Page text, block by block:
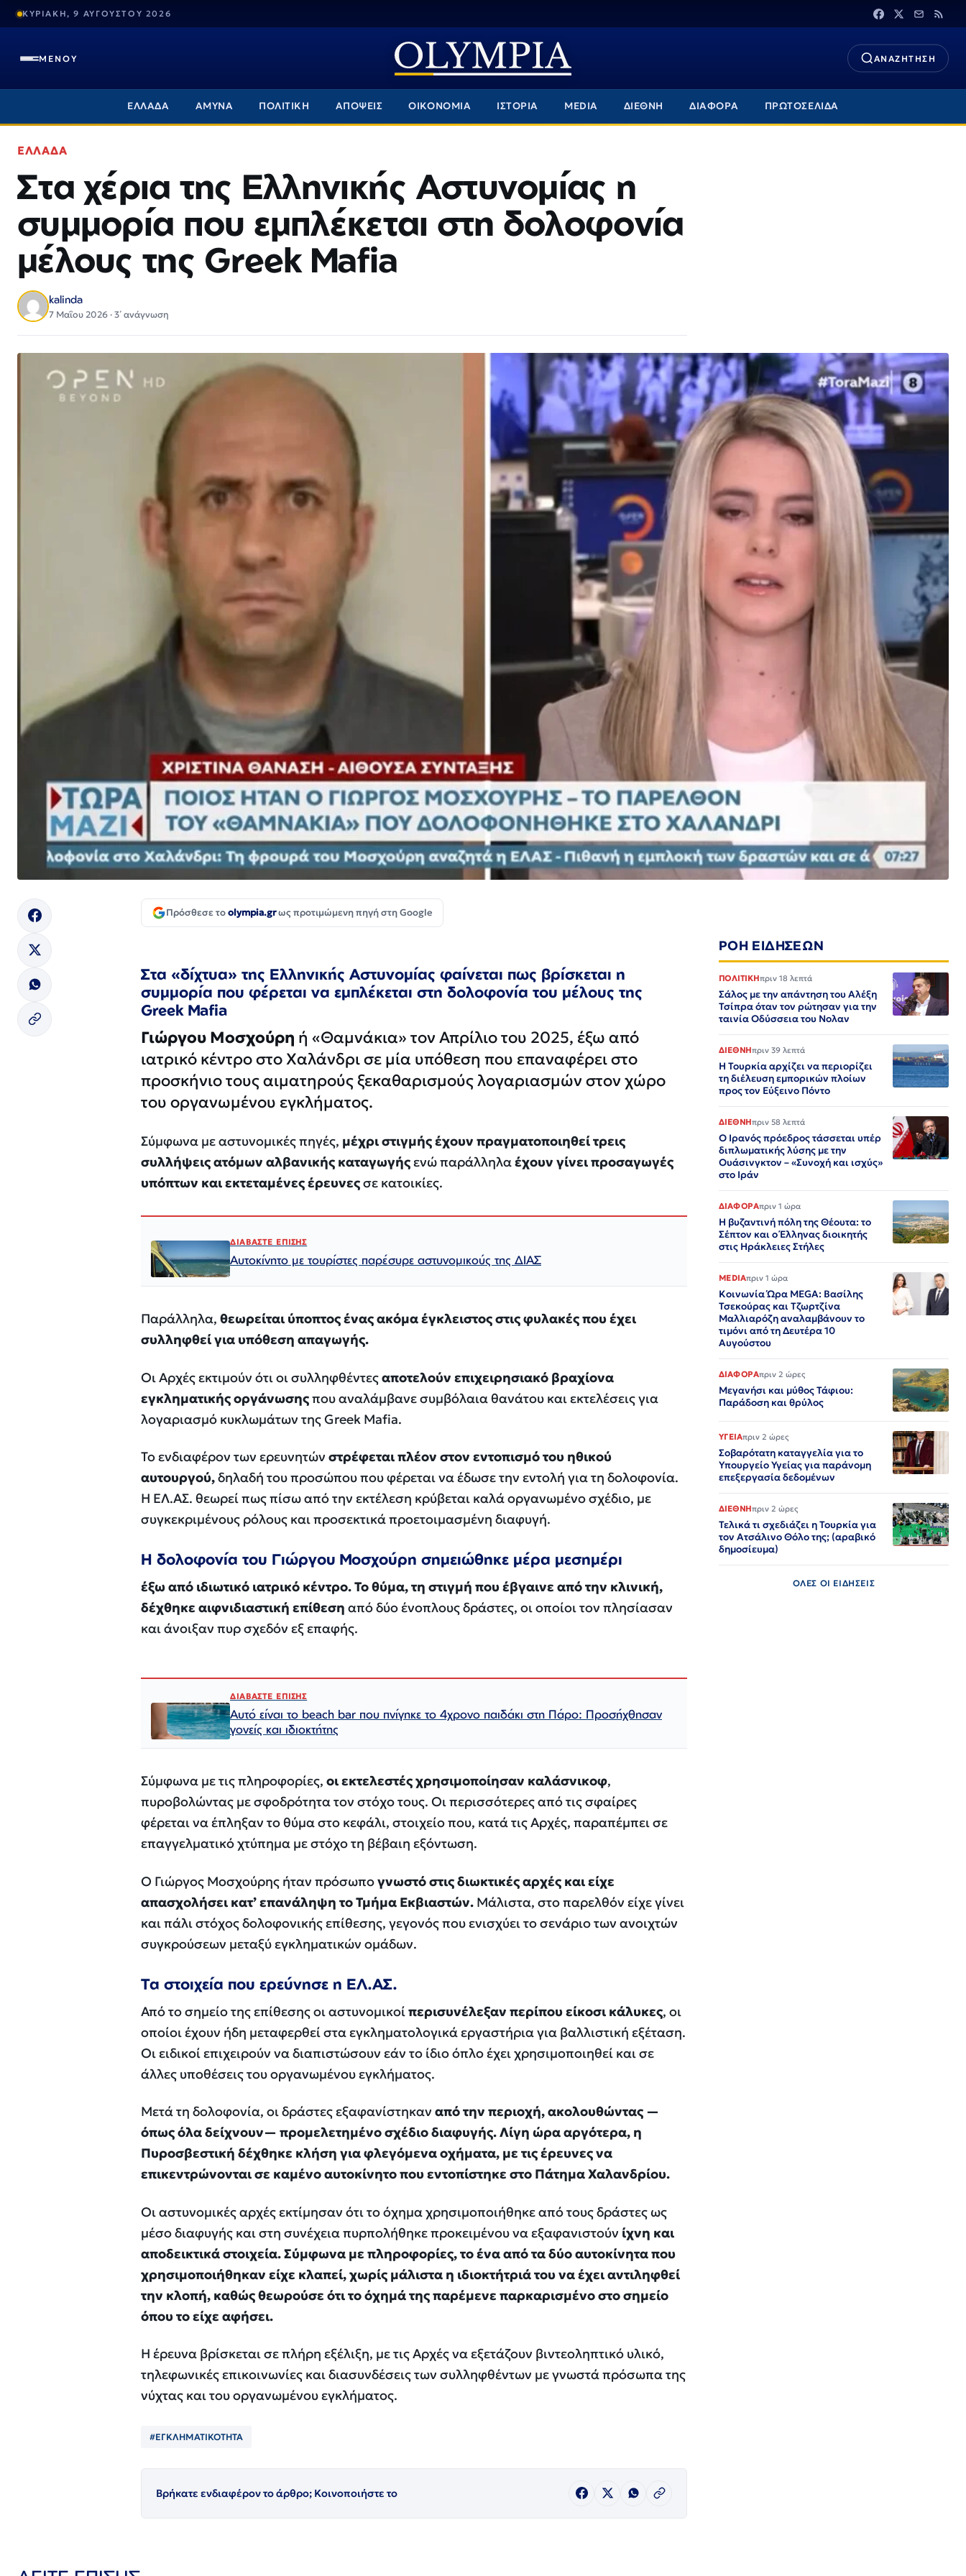
ΚΥΡΙΑΚΗ, 9 ΑΥΓΟΥΣΤΟΥ 2026
ΜΕΝΟΥ ΑΝΑΖΗΤΗΣΗ
ΕΛΛΑΔΑ ΑΜΥΝΑ ΠΟΛΙΤΙΚΗ ΑΠΟΨΕΙΣ ΟΙΚΟΝΟΜΙΑ ΙΣΤΟΡΙΑ MEDIA ΔΙΕΘΝΗ ΔΙΑΦΟΡΑ ΠΡΩΤΟΣΕΛΙΔΑ
ΕΛΛΑΔΑ
Στα χέρια της Ελληνικής Αστυνομίας η
συμμορία που εμπλέκεται στη δολοφονία
μέλους της Greek Mafia
kalinda
7 Μαΐου 2026 · 3΄ ανάγνωση
Πρόσθεσε τοolympia.grως προτιμώμενη πηγή στη Google
Στα «δίχτυα» της Ελληνικής Αστυνομίας φαίνεται πως βρίσκεται η
συμμορία που φέρεται να εμπλέκεται στη δολοφονία του μέλους της
Greek Mafia
Γιώργου Μοσχούρη ή «Θαμνάκια» τον Απρίλιο του 2025, έξω από
ιατρικό κέντρo στο Χαλάνδρι σε μία υπόθεση που επαναφέρει στο
προσκήνιο τους αιματηρούς ξεκαθαρισμούς λογαριασμών στον χώρο
του οργανωμένου εγκλήματος.
Σύμφωνα με αστυνομικές πηγές, μέχρι στιγμής έχουν πραγματοποιηθεί τρεις
συλλήψεις ατόμων αλβανικής καταγωγήςενώ παράλληλαέχουν γίνει προσαγωγές
υπόπτων και εκτεταμένες έρευνεςσε κατοικίες.
ΔΙΑΒΑΣΤΕ ΕΠΙΣΗΣ
Αυτοκίνητο με τουρίστες παρέσυρε αστυνομικούς της ΔΙΑΣ
Παράλληλα, θεωρείται ύποπτος ένας ακόμα έγκλειστος στις φυλακές που έχει
συλληφθεί για υπόθεση απαγωγής.
Οι Αρχές εκτιμούν ότι οι συλληφθέντεςαποτελούν επιχειρησιακό βραχίονα
εγκληματικής οργάνωσηςπου αναλάμβανε συμβόλαια θανάτου και εκτελέσεις για
λογαριασμό κυκλωμάτων της Greek Mafia.
Το ενδιαφέρον των ερευνητών στρέφεται πλέον στον εντοπισμό του ηθικού
αυτουργού,δηλαδή του προσώπου που φέρεται να έδωσε την εντολή για τη δολοφονία.
Η ΕΛ.ΑΣ. θεωρεί πως πίσω από την εκτέλεση κρύβεται καλά οργανωμένο σχέδιο, με
συγκεκριμένους ρόλους και προσεκτικά προετοιμασμένη διαφυγή.
Η δολοφονία του Γιώργου Μοσχούρη σημειώθηκε μέρα μεσημέρι
έξω από ιδιωτικό ιατρικό κέντρο. Το θύμα, τη στιγμή που έβγαινε από την κλινική,
δέχθηκε αιφνιδιαστική επίθεση από δύο ένοπλους δράστες, οι οποίοι τον πλησίασαν
και άνοιξαν πυρ σχεδόν εξ επαφής.
ΔΙΑΒΑΣΤΕ ΕΠΙΣΗΣ
Αυτό είναι το beach bar που πνίγηκε το 4χρονο παιδάκι στη Πάρο: Προσήχθησαν
γονείς και ιδιοκτήτης
Σύμφωνα με τις πληροφορίες, οι εκτελεστές χρησιμοποίησαν καλάσνικοφ,
πυροβολώντας με σφοδρότητα τον στόχο τους. Οι περισσότερες από τις σφαίρες
φέρεται να έπληξαν το θύμα στο κεφάλι, στοιχείο που, κατά τις Αρχές, παραπέμπει σε
επαγγελματικό χτύπημα με στόχο τη βέβαιη εξόντωση.
Ο Γιώργος Μοσχούρης ήταν πρόσωπογνωστό στις διωκτικές αρχές και είχε
απασχολήσει κατ’ επανάληψη το Τμήμα Εκβιαστών. Μάλιστα, στο παρελθόν είχε γίνει
και πάλι στόχος δολοφονικής επίθεσης, γεγονός που ενισχύει το σενάριο των ανοιχτών
συγκρούσεων μεταξύ εγκληματικών ομάδων.
Τα στοιχεία που ερεύνησε η ΕΛ.ΑΣ.
Από το σημείο της επίθεσης οι αστυνομικοίπερισυνέλεξαν περίπου είκοσι κάλυκες, οι
οποίοι έχουν ήδη μεταφερθεί στα εγκληματολογικά εργαστήρια για βαλλιστική εξέταση.
Οι ειδικοί επιχειρούν να διαπιστώσουν εάν το ίδιο όπλο έχει χρησιμοποιηθεί και σε
άλλες υποθέσεις του οργανωμένου εγκλήματος.
Μετά τη δολοφονία, οι δράστες εξαφανίστηκαν από την περιοχή, ακολουθώντας —
όπως όλα δείχνουν— προμελετημένο σχέδιο διαφυγής. Λίγη ώρα αργότερα, η
Πυροσβεστική δέχθηκε κλήση για φλεγόμενα οχήματα, με τις έρευνες να
επικεντρώνονται σε καμένο αυτοκίνητο που εντοπίστηκε στο Πάτημα Χαλανδρίου.
Οι αστυνομικές αρχές εκτίμησαν ότι το όχημα χρησιμοποιήθηκε από τους δράστες ως
μέσο διαφυγής και στη συνέχεια πυρπολήθηκε προκειμένου να εξαφανιστούν ίχνη και
αποδεικτικά στοιχεία. Σύμφωνα με πληροφορίες, το ένα από τα δύο αυτοκίνητα που
χρησιμοποιήθηκαν είχε κλαπεί, χωρίς μάλιστα η ιδιοκτήτριά του να έχει αντιληφθεί
την κλοπή, καθώς θεωρούσε ότι το όχημά της παρέμενε παρκαρισμένο στο σημείο
όπου το είχε αφήσει.
Η έρευνα βρίσκεται σε πλήρη εξέλιξη, με τις Αρχές να εξετάζουν βιντεοληπτικό υλικό,
τηλεφωνικές επικοινωνίες και διασυνδέσεις των συλληφθέντων με γνωστά πρόσωπα της
νύχτας και του οργανωμένου εγκλήματος.
#ΕΓΚΛΗΜΑΤΙΚΟΤΗΤΑ
Βρήκατε ενδιαφέρον το άρθρο; Κοινοποιήστε το
ΡΟΗ ΕΙΔΗΣΕΩΝ
ΠΟΛΙΤΙΚΗπριν 18 λεπτά
Σάλος με την απάντηση του Αλέξη
Τσίπρα όταν τον ρώτησαν για την
ταινία Οδύσσεια του Νολαν
ΔΙΕΘΝΗπριν 39 λεπτά
Η Τουρκία αρχίζει να περιορίζει
τη διέλευση εμπορικών πλοίων
προς τον Εύξεινο Πόντο
ΔΙΕΘΝΗπριν 58 λεπτά
Ο Ιρανός πρόεδρος τάσσεται υπέρ
διπλωματικής λύσης με την
Ουάσινγκτον – «Συνοχή και ισχύς»
στο Ιράν​​​​​​​​​​​​​​​​​​​​​​​​​​​​​​​​​​​​​​​​​​​​​​​​​​
ΔΙΑΦΟΡΑπριν 1 ώρα
Η βυζαντινή πόλη της Θέουτα: το
Σέπτον και ο Έλληνας διοικητής
στις Ηράκλειες Στήλες
MEDIAπριν 1 ώρα
Κοινωνία Ώρα MEGA: Βασίλης
Τσεκούρας και Τζωρτζίνα
Μαλλιαρόζη αναλαμβάνουν το
τιμόνι από τη Δευτέρα 10
Αυγούστου
ΔΙΑΦΟΡΑπριν 2 ώρες
Μεγανήσι και μύθος Τάφιου:
Παράδοση και θρύλος
ΥΓΕΙΑπριν 2 ώρες
Σοβαρότατη καταγγελία για το
Υπουργείο Υγείας για παράνομη
επεξεργασία δεδομένων
ΔΙΕΘΝΗπριν 2 ώρες
Τελικά τι σχεδιάζει η Τουρκία για
τον Ατσάλινο Θόλο της; (αραβικό
δημοσίευμα)
ΟΛΕΣ ΟΙ ΕΙΔΗΣΕΙΣ